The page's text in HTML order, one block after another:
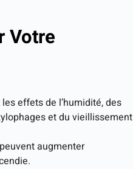
Votre
effets de l’humidité, des
et du vieillissement
augmenter